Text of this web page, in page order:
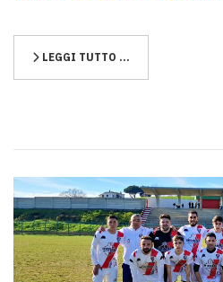
LEGGI TUTTO …